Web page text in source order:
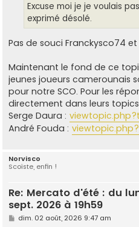
Excuse moi je je voulais
exprimé désolé.
Pas de souci Franckysco74
Maintenant le fond de ce
jeunes joueurs camerounais
pour notre SCO. Pour les
directement dans leurs
Serge Daura :
André Fouda :
Norvisco
Scoïste, enfin !
Re: Mercato d'été : du
sept. 2026 à 19h59
M
dim. 02 août, 2026 9:47 am